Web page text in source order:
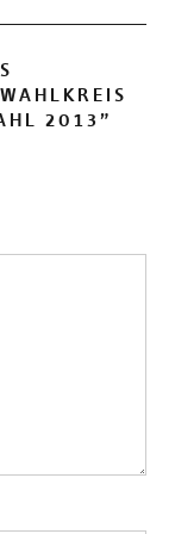
2013 ”